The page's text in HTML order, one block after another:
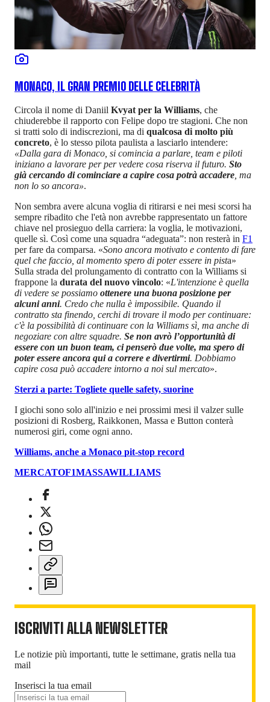
MONACO, IL GRAN PREMIO DELLE CELEBRITÀ
Circola il nome di Daniil Kvyat per la Williams, che
chiuderebbe il rapporto con Felipe dopo tre stagioni. Che non
si tratti solo di indiscrezioni, ma di qualcosa di molto più
concreto, è lo stesso pilota paulista a lasciarlo intendere:
«Dalla gara di Monaco, si comincia a parlare, team e piloti
iniziano a lavorare per per vedere cosa riserva il futuro. Sto
già cercando di cominciare a capire cosa potrà accadere , ma
non lo so ancora».
Non sembra avere alcuna voglia di ritirarsi e nei mesi scorsi ha
sempre ribadito che l'età non avrebbe rappresentato un fattore
chiave nel prosieguo della carriera: la voglia, le motivazioni,
quelle sì. Così come una squadra “adeguata”: non resterà in F1
per fare da comparsa. «Sono ancora motivato e contento di fare
quel che faccio, al momento spero di poter essere in pista»
Sulla strada del prolungamento di contratto con la Williams si
frappone la durata del nuovo vincolo: «L'intenzione è quella
di vedere se possiamo ottenere una buona posizione per
alcuni anni. Credo che nulla è impossibile. Quando il
contratto sta finendo, cerchi di trovare il modo per continuare:
c'è la possibilità di continuare con la Williams sì, ma anche di
negoziare con altre squadre. Se non avrò l’opportunità di
essere con un buon team, ci penserò due volte, ma spero di
poter essere ancora qui a correre e divertirmi. Dobbiamo
capire cosa può accadere intorno a noi sul mercato».
Sterzi a parte: Togliete quelle safety, suorine
I giochi sono solo all'inizio e nei prossimi mesi il valzer sulle
posizioni di Rosberg, Raikkonen, Massa e Button conterà
numerosi giri, come ogni anno.
Williams, anche a Monaco pit-stop record
MERCATOF1MASSAWILLIAMS
ISCRIVITI ALLA NEWSLETTER
Le notizie più importanti, tutte le settimane, gratis nella tua
mail
Inserisci la tua email